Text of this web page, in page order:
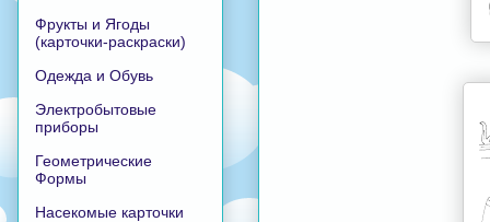
Фрукты и Ягоды
(карточки-раскраски)
Одежда и Обувь
Электробытовые
приборы
Геометрические
Формы
Насекомые карточки